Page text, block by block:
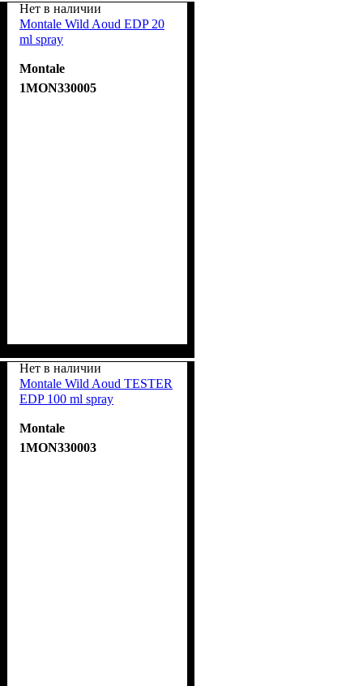
Нет в наличии
Montale Wild Aoud EDP 20
ml spray
Montale
1MON330005
Нет в наличии
Montale Wild Aoud TESTER
EDP 100 ml spray
Montale
1MON330003